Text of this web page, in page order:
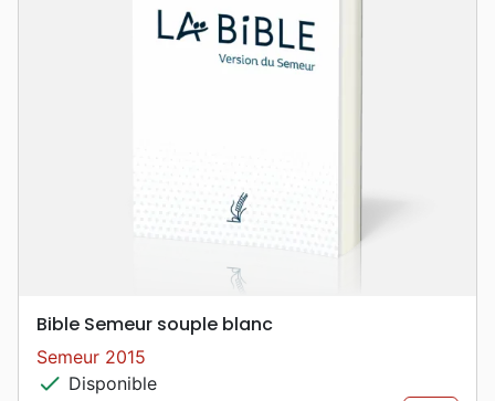
Bible Semeur souple blanc
Semeur 2015
check Disponible